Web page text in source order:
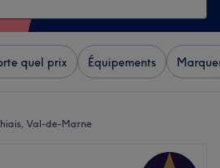
quel prix Équipements
Val-de-Marne